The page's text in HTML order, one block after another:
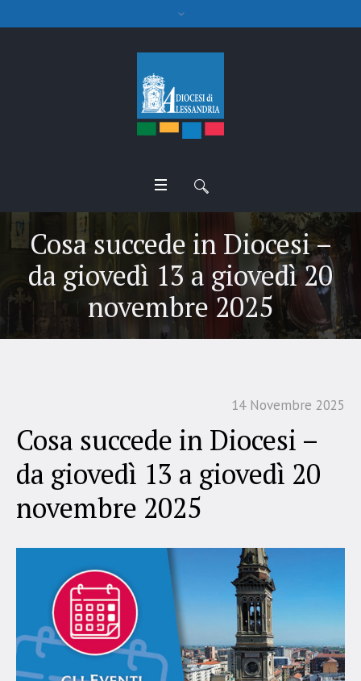
Cosa succede in Diocesi –
da giovedì 13 a giovedì 20
novembre 2025
14 Novembre 2025
Cosa succede in Diocesi –
da giovedì 13 a giovedì 20
novembre 2025